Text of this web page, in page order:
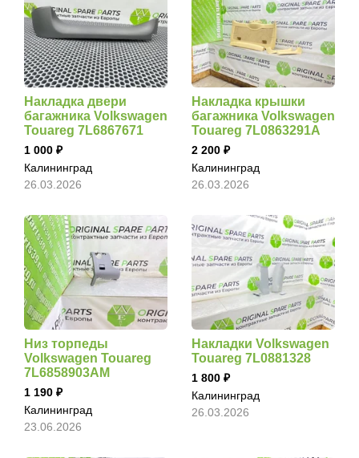
Накладка двери
багажника Volkswagen
Touareg 7L6867671
1 000
Калининград
26.03.2026
Накладка крышки
багажника Volkswagen
Touareg 7L0863291A
2 200
Калининград
26.03.2026
Низ торпеды
Volkswagen Touareg
7L6858903AM
1 190
Калининград
23.06.2026
Накладки Volkswagen
Touareg 7L0881328
1 800
Калининград
26.03.2026